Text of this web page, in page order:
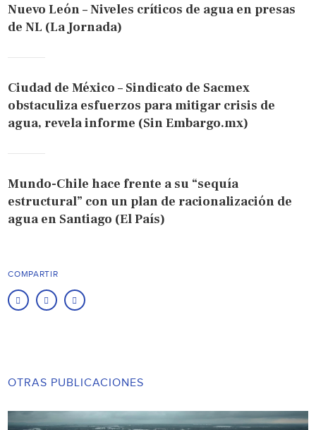
Nuevo León – Niveles críticos de agua en presas
de NL (La Jornada)
Ciudad de México – Sindicato de Sacmex
obstaculiza esfuerzos para mitigar crisis de
agua, revela informe (Sin Embargo.mx)
Mundo-Chile hace frente a su “sequía
estructural” con un plan de racionalización de
agua en Santiago (El País)
COMPARTIR
OTRAS PUBLICACIONES